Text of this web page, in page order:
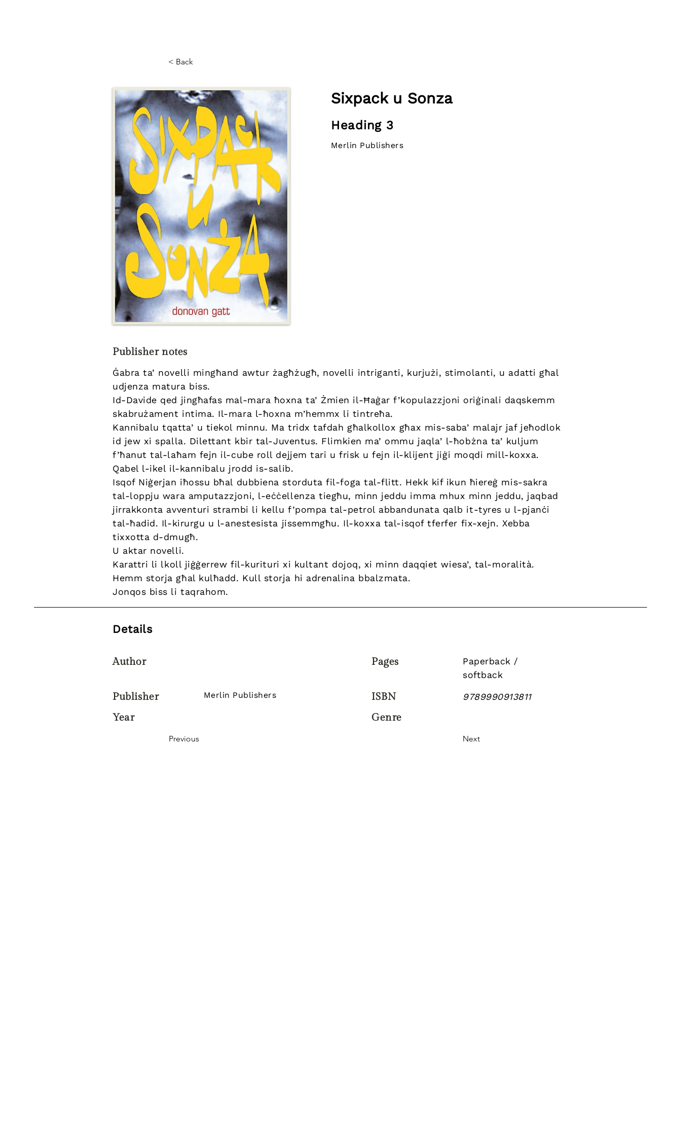
< Back
Sixpack u Sonza
Heading 3
Merlin Publishers
Publisher notes
Ġabra ta’ novelli mingħand awtur żagħżugħ, novelli intriganti, kurjużi, stimolanti, u adatti għal
udjenza matura biss.
Id-Davide qed jingħafas mal-mara ħoxna ta’ Żmien il-Ħaġar f’kopulazzjoni oriġinali daqskemm
skabrużament intima. Il-mara l-ħoxna m’hemmx li tintreħa.
Kannibalu tqatta’ u tiekol minnu. Ma tridx tafdah għalkollox għax mis-saba’ malajr jaf jeħodlok
id jew xi spalla. Dilettant kbir tal-Juventus. Flimkien ma’ ommu jaqla’ l-ħobżna ta’ kuljum
f’ħanut tal-laħam fejn il-cube roll dejjem tari u frisk u fejn il-klijent jiġi moqdi mill-koxxa.
Qabel l-ikel il-kannibalu jrodd is-salib.
Isqof Niġerjan iħossu bħal dubbiena storduta fil-foga tal-flitt. Hekk kif ikun ħiereġ mis-sakra
tal-loppju wara amputazzjoni, l-eċċellenza tiegħu, minn jeddu imma mhux minn jeddu, jaqbad
jirrakkonta avventuri strambi li kellu f’pompa tal-petrol abbandunata qalb it-tyres u l-pjanċi
tal-ħadid. Il-kirurgu u l-anestesista jissemmgħu. Il-koxxa tal-isqof tferfer fix-xejn. Xebba
tixxotta d-dmugħ.
U aktar novelli.
Karattri li lkoll jiġġerrew fil-kurituri xi kultant dojoq, xi minn daqqiet wiesa’, tal-moralità.
Hemm storja għal kulħadd. Kull storja hi adrenalina bbalzmata.
Jonqos biss li taqrahom.
Details
Author
Publisher Merlin Publishers
Year
Previous
Pages
Paperback /
softback
ISBN 9789990913811
Genre
Next